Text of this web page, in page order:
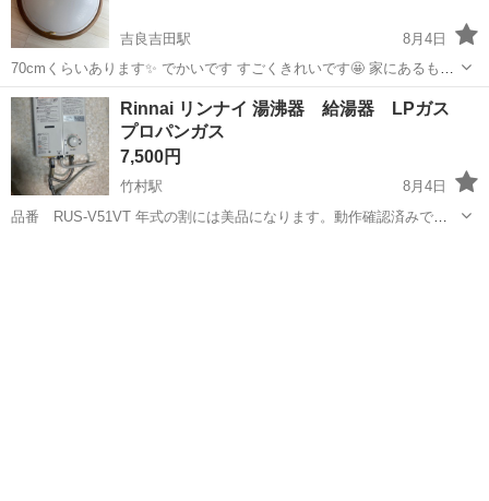
吉良吉田駅
8月4日
70cmくらいあります✨ でかいです すごくきれいです🤩 家にあるもの
全部アレクサ機能やつに変えるので出品します
愛知 西尾市 吉良吉田駅 生活家電 シーリングライト
Rinnai リンナイ 湯沸器 給湯器 LPガス
プロパンガス
7,500円
竹村駅
8月4日
品番 RUS-V51VT 年式の割には美品になります。動作確認済みで